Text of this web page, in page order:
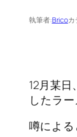
執筆者:Brico
12月某
したラ
噂による